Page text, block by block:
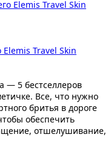
Travel Skin
— 5 бестселлеров
Все, что нужно
бритья в дороге
обеспечить
отшелушивание,